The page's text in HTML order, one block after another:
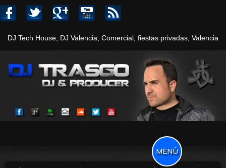
MENÚ
DJ Tech House, DJ Valencia, Comercial, fiestas privadas, Valencia